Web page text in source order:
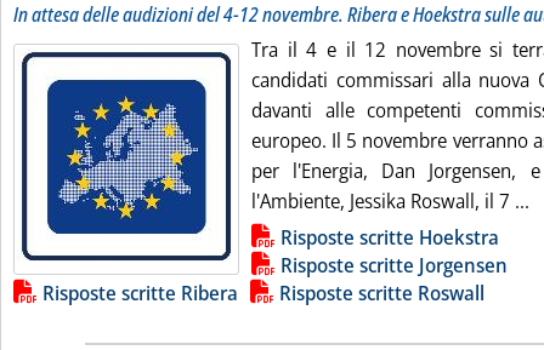
In attesa delle audizioni del 4-12 novembre. Ribera e Hoekstra sulle
Tra il 4 e il 12 novembre si
candidati commissari alla nuova
davanti alle competenti
europeo. Il 5 novembre verranno
per l'Energia, Dan Jorgensen,
l'Ambiente, Jessika Roswall, il 7 ...
Lista allegati PDF alla notiziaRisposte scritte Hoekstra
Risposte scritte Jorgensen
Risposte scritte Ribera
Risposte scritte Roswall